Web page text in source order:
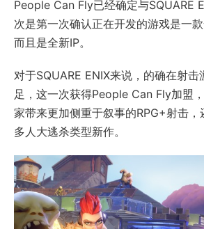
People Can Fly已经确定与SQUARE
次是第一次确认正在开发的游戏是一
而且是全新IP。
对于SQUARE ENIX来说，的确在射击
足，这一次获得People Can Fly加盟
家带来更加侧重于叙事的RPG+射击
多人大逃杀类型新作。